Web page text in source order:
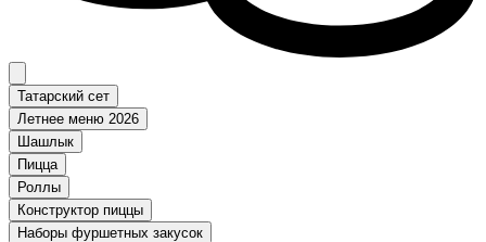
Татарский сет
Летнее меню 2026
Шашлык
Пицца
Роллы
Конструктор пиццы
Наборы фуршетных закусок